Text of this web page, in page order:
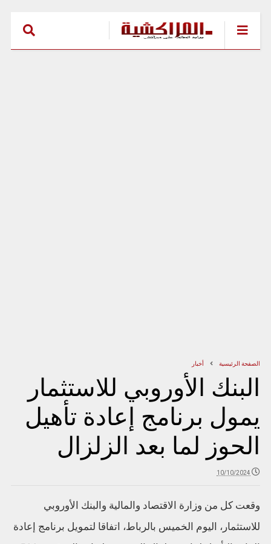
الصفحة الرئيسية أخبار
البنك الأوروبي للاستثمار
يمول برنامج إعادة تأهيل
الحوز لما بعد الزلزال
10/10/2024
وقعت كل من وزارة الاقتصاد والمالية والبنك الأوروبي
للاستثمار، اليوم الخميس بالرباط، اتفاقا لتمويل برنامج إعادة